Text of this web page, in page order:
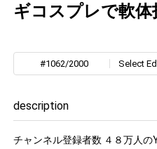
ギコスプレで軟体
#1062/2000 Select
description
チャンネル登録者数 ４８万人の